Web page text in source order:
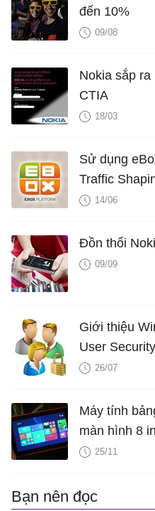
đến 10%
09/08
Nokia sắp ra
CTIA
18/03
Sử dụng
Traffic
14/06
Đồn thổi
09/09
Giới thiệu
User
26/07
Máy tính
màn hình 8
25/11
Bạn nên đọc